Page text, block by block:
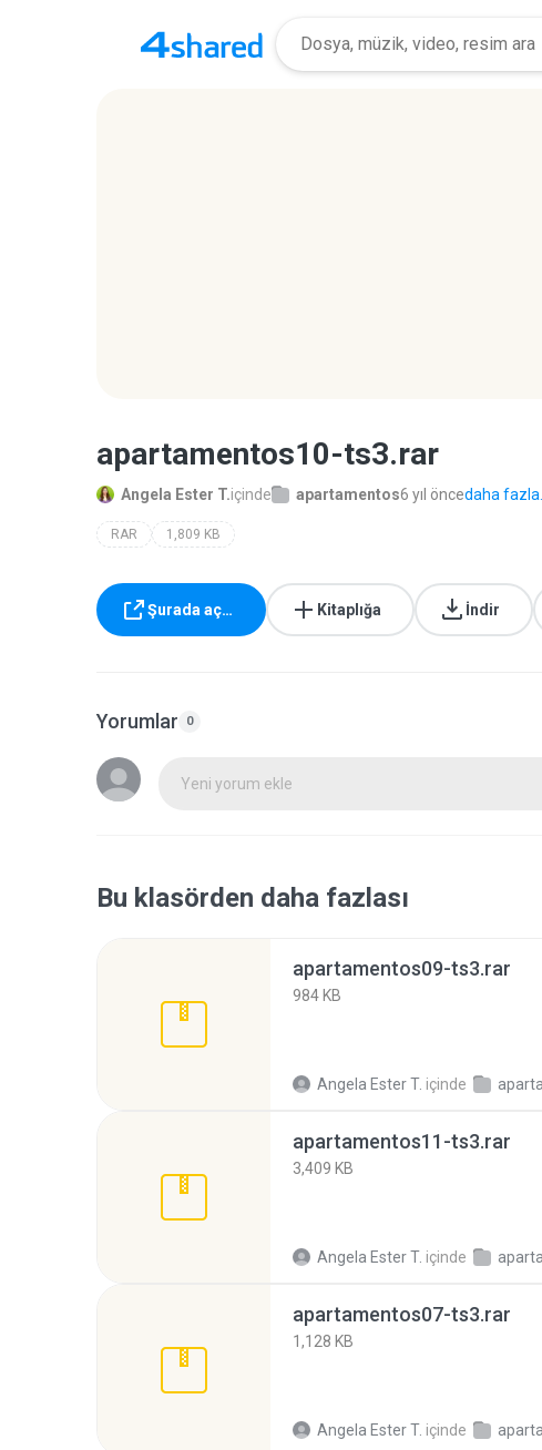
apartamentos10-ts3.rar
Angela Ester T.içinde apartamentos6 yıl öncedaha fazla...
RAR 1,809 KB
Şurada aç… Kitaplığa İndir
Yorumlar 0
Yeni yorum ekle
Bu klasörden daha fazlası
apartamentos09-ts3.rar
984 KB
Angela Ester T. içinde
apartamentos11-ts3.rar
3,409 KB
Angela Ester T. içinde
apartamentos07-ts3.rar
1,128 KB
Angela Ester T. içinde